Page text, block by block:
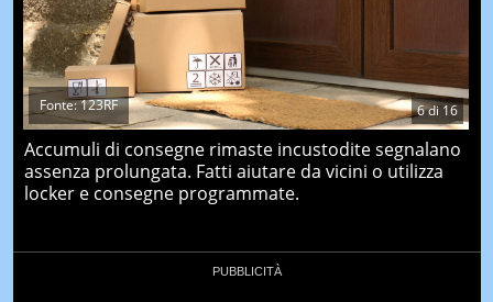
6di 16
Fonte: 123RF
Accumuli di consegne rimaste incustodite segnalano
assenza prolungata. Fatti aiutare da vicini o utilizza
locker e consegne programmate.